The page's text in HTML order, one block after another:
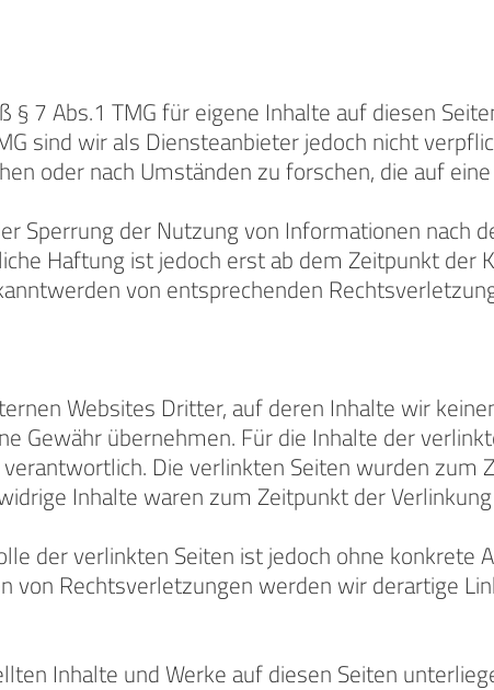
7 Abs.1 TMG für eigene Inhalte auf diesen
sind wir als Diensteanbieter jedoch nicht
oder nach Umständen zu forschen, die auf
Sperrung der Nutzung von Informationen nach
Haftung ist jedoch erst ab dem Zeitpunkt der
von entsprechenden
Websites Dritter, auf deren Inhalte wir
Gewähr übernehmen. Für die Inhalte der
Die verlinkten Seiten wurden zum
Inhalte waren zum Zeitpunkt der
der verlinkten Seiten ist jedoch ohne konkrete
von Rechtsverletzungen werden wir derartige
Inhalte und Werke auf diesen Seiten